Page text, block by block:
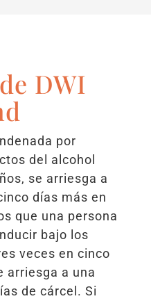
DWI
por
del alcohol
se arriesga a
días más en
que una persona
bajo los
veces en cinco
arriesga a una
de cárcel. Si